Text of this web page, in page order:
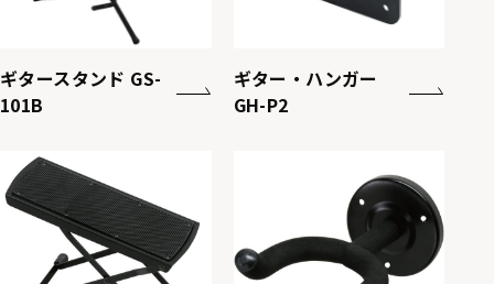
ギタースタンド GS-
101B
ギター・ハンガー
GH-P2